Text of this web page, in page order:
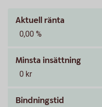
Aktuell ränta
0,00 %
Minsta insättning
0 kr
Bindningstid